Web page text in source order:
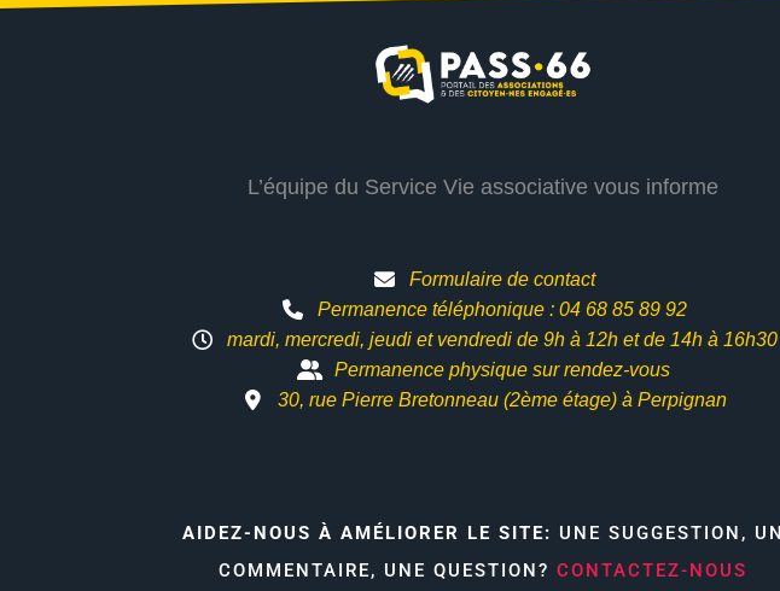
L’équipe du Service Vie associative vous informe
Formulaire de contact
Permanence téléphonique : 04 68 85 89 92
mardi, mercredi, jeudi et vendredi de 9h à 12h etde 14h à 16h30
Permanence physique sur rendez-vous
30, rue Pierre Bretonneau (2ème étage) à Perpignan
AIDEZ-NOUS À AMÉLIORER LE SITE: UNE SUGGESTION, UN
COMMENTAIRE, UNE QUESTION? CONTACTEZ-NOUS